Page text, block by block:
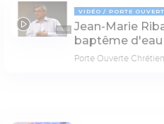
69:02
VIDÉO PORTE
Jean-Marie
baptême d'eau
Porte Ouverte